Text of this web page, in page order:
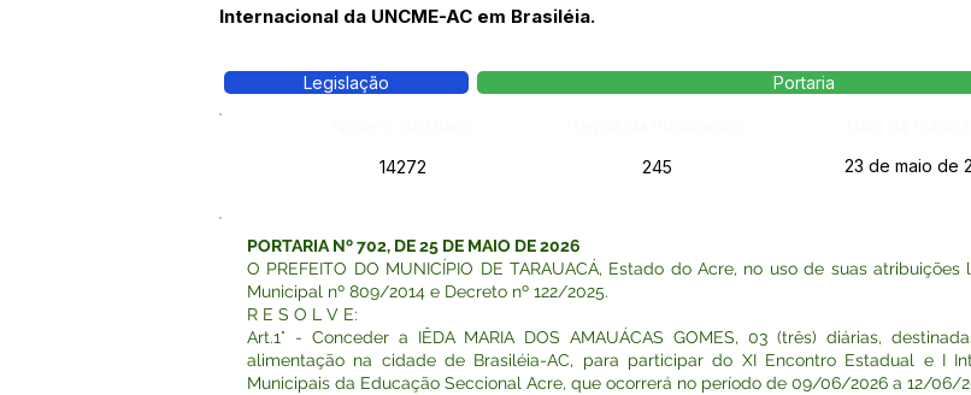
Internacional da UNCME-AC em Brasiléia.
Legislação Portaria
14272
245 23 de maio de
PORTARIA Nº 702, DE 25 DE MAIO DE 2026
O PREFEITO DO MUNICÍPIO DE TARAUACÁ, Estado do Acre, no uso de suas
Municipal nº 809/2014 e Decreto nº 122/2025.
R E S O L V E:
Art.1° - Conceder a IÊDA MARIA DOS AMAUÁCAS GOMES, 03 (três) diárias,
alimentação na cidade de Brasiléia-AC, para participar do XI Encontro Estadual e I
Municipais da Educação Seccional Acre, que ocorrerá no período de 09/06/2026 a 12/06/